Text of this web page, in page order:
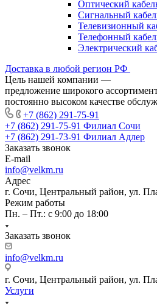
Оптический
Сигнальный
Телевизионный
Телефонный
Электрический
Доставка в любой регион РФ
Цель нашей компании —
предложение широкого
постоянно высоком качестве
+7 (862) 291-75-91
+7 (862) 291-75-91 Филиал Сочи
+7 (862) 291-73-91 Филиал Адлер
Заказать звонок
E-mail
info@velkm.ru
Адрес
г. Сочи, Центральный район, ул.
Режим работы
Пн. – Пт.: с 9:00 до 18:00
Заказать звонок
info@velkm.ru
г. Сочи, Центральный район, ул.
Услуги